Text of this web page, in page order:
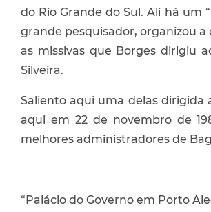
do Rio Grande do Sul. Ali há um
grande pesquisador, organizou a
as missivas que Borges dirigiu
Silveira.
Saliento aqui uma delas dirigida
aqui em 22 de novembro de
melhores administradores de
“Palácio do Governo em Porto